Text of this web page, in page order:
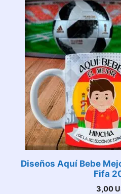
Diseños Aquí Bebe
Fifa
3,00